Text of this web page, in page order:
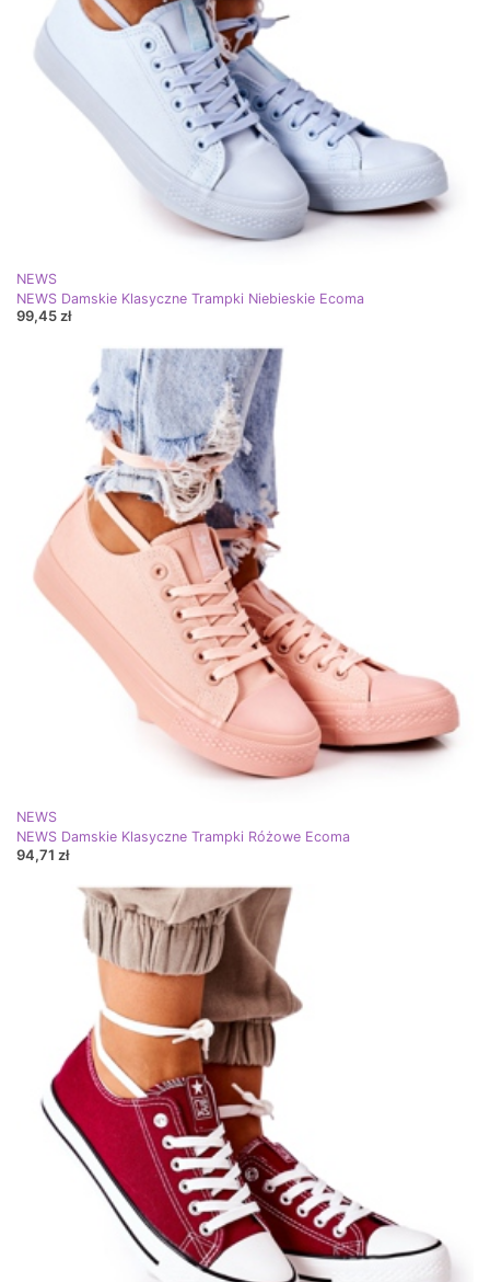
NEWS
NEWS Damskie Klasyczne Trampki Niebieskie Ecoma
99,45 zł
NEWS
NEWS Damskie Klasyczne Trampki Różowe Ecoma
94,71 zł